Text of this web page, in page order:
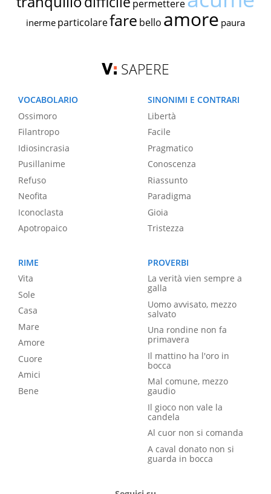
permettere
inerme particolarefare bello amore paura
SAPERE
VOCABOLARIO
Ossimoro
Filantropo
Idiosincrasia
Pusillanime
Refuso
Neofita
Iconoclasta
Apotropaico
SINONIMI E CONTRARI
Libertà
Facile
Pragmatico
Conoscenza
Riassunto
Paradigma
Gioia
Tristezza
RIME
Vita
Sole
Casa
Mare
Amore
Cuore
Amici
Bene
PROVERBI
La verità vien sempre a
galla
Uomo avvisato, mezzo
salvato
Una rondine non fa
primavera
Il mattino ha l'oro in
bocca
Mal comune, mezzo
gaudio
Il gioco non vale la
candela
Al cuor non si comanda
A caval donato non si
guarda in bocca